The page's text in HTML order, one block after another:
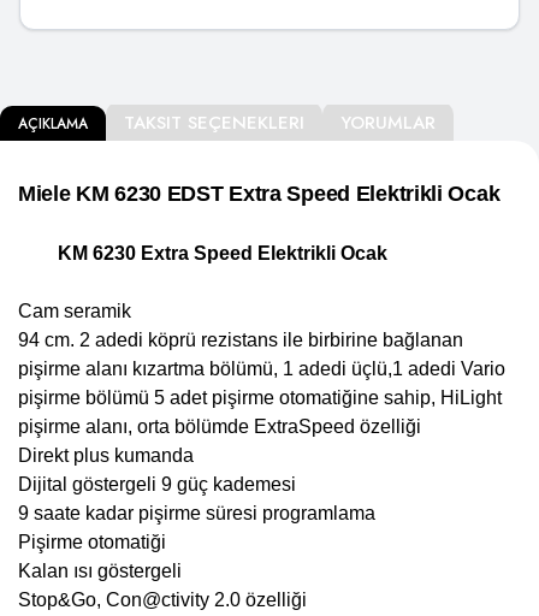
AÇIKLAMA TAKSIT SEÇENEKLERI YORUMLAR
Miele KM 6230 EDST Extra Speed Elektrikli Ocak
KM 6230 Extra Speed Elektrikli Ocak
Cam seramik
94 cm. 2 adedi köprü rezistans ile birbirine bağlanan
pişirme alanı kızartma bölümü, 1 adedi üçlü,1 adedi Vario
pişirme bölümü 5 adet pişirme otomatiğine sahip, HiLight
pişirme alanı, orta bölümde ExtraSpeed özelliği
Direkt plus kumanda
Dijital göstergeli 9 güç kademesi
9 saate kadar pişirme süresi programlama
Pişirme otomatiği
Kalan ısı göstergeli
Stop&Go, Con@ctivity 2.0 özelliği